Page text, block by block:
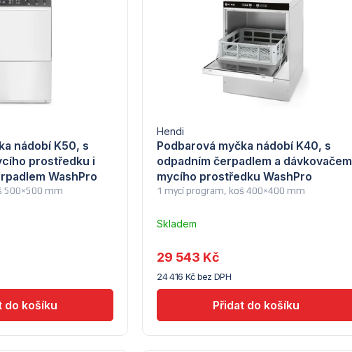
500×500 mm
nádobí K50, s
prostředku i
WashPro
1 mycí program, koš 400×400 mm
Podbarová myčka nádobí K40, s
odpadním čerpadlem a dávkovačem
mycího prostředku WashPro
Hendi
Skladem
Troubsko
24 416 Kč bez DPH
29 543 Kč